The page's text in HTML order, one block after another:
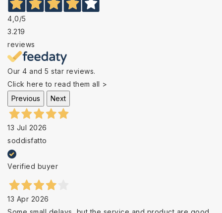
4,0/5
3.219
reviews
Our 4 and 5 star reviews.
Click here to read them all >
Previous
Next
13 Jul 2026
soddisfatto
Verified buyer
13 Apr 2026